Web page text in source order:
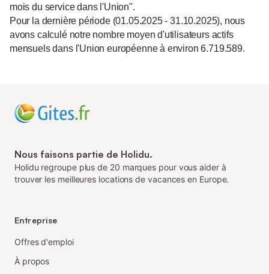
mois du service dans l'Union".
Pour la dernière période (01.05.2025 - 31.10.2025), nous
avons calculé notre nombre moyen d'utilisateurs actifs
mensuels dans l'Union européenne à environ 6.719.589.
Nous faisons partie de Holidu.
Holidu regroupe plus de 20 marques pour vous aider à
trouver les meilleures locations de vacances en Europe.
Entreprise
Offres d'emploi
À propos